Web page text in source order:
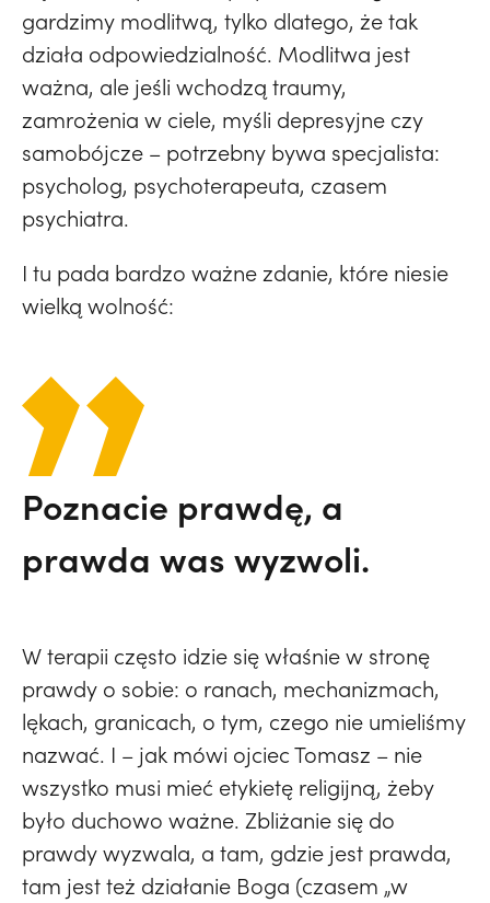
gardzimy modlitwą, tylko dlatego, że tak
działa odpowiedzialność. Modlitwa jest
ważna, ale jeśli wchodzą traumy,
zamrożenia w ciele, myśli depresyjne czy
samobójcze – potrzebny bywa specjalista:
psycholog, psychoterapeuta, czasem
psychiatra.
I tu pada bardzo ważne zdanie, które niesie
wielką wolność:
Poznacie prawdę, a
prawda was wyzwoli.
W terapii często idzie się właśnie w stronę
prawdy o sobie: o ranach, mechanizmach,
lękach, granicach, o tym, czego nie umieliśmy
nazwać. I – jak mówi ojciec Tomasz – nie
wszystko musi mieć etykietę religijną, żeby
było duchowo ważne. Zbliżanie się do
prawdy wyzwala, a tam, gdzie jest prawda,
tam jest też działanie Boga (czasem „w